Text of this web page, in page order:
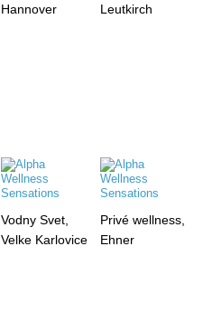
Hannover
Leutkirch
Vodny Svet,
Velke Karlovice
Privé wellness,
Ehner